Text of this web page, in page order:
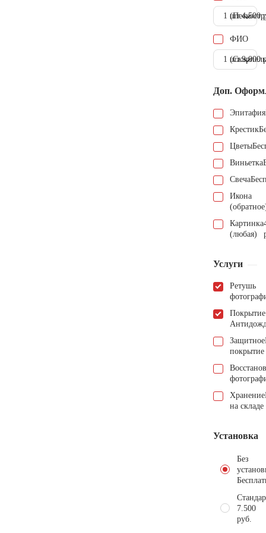
1 шт.4.500
ФИО
1 шт.9.000
Доп.
Эпитафия
Крестик
Цветы
Виньетка
Свеча
Икона
Картинка
(любая)
Услуги
Ретушь
Покрытие
Защитное
покрытие
Хранение
на складе
Установка
Без
7.500
руб.